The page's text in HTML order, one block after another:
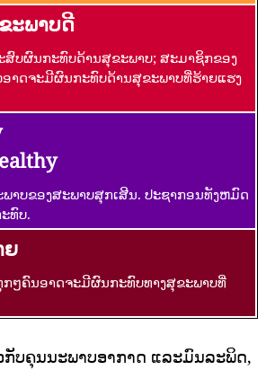
ະພາບດີ
ສົບຜົນກະທົບດ້ານສຸຂະພາບ; ສະມາຊິກຂອງ
າດຈະມີຜົນກະທົບດ້ານສຸຂະພາບທີ່ຮ້າຍແຮງ
າບຂອງສະພາບສຸກເສີນ. ປະຊາກອນທັງຫມົດ
ທົບ.
ຍ
ກໆຄົນອາດຈະມີຜົນກະທົບທາງສຸຂະພາບທີ່
ກັບຄຸນນະພາບອາກາດ ແລະມົນລະພິດ,